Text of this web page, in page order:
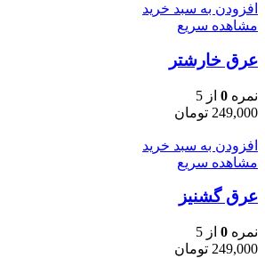
افزودن به سبد خرید
مشاهده سریع
عرق خارشتر
نمره 0 از 5
249,000 تومان
افزودن به سبد خرید
مشاهده سریع
عرق گشنیز
نمره 0 از 5
249,000 تومان